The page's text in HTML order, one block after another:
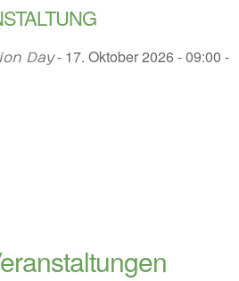
Day- 17. Oktober 2026 - 09:00 -